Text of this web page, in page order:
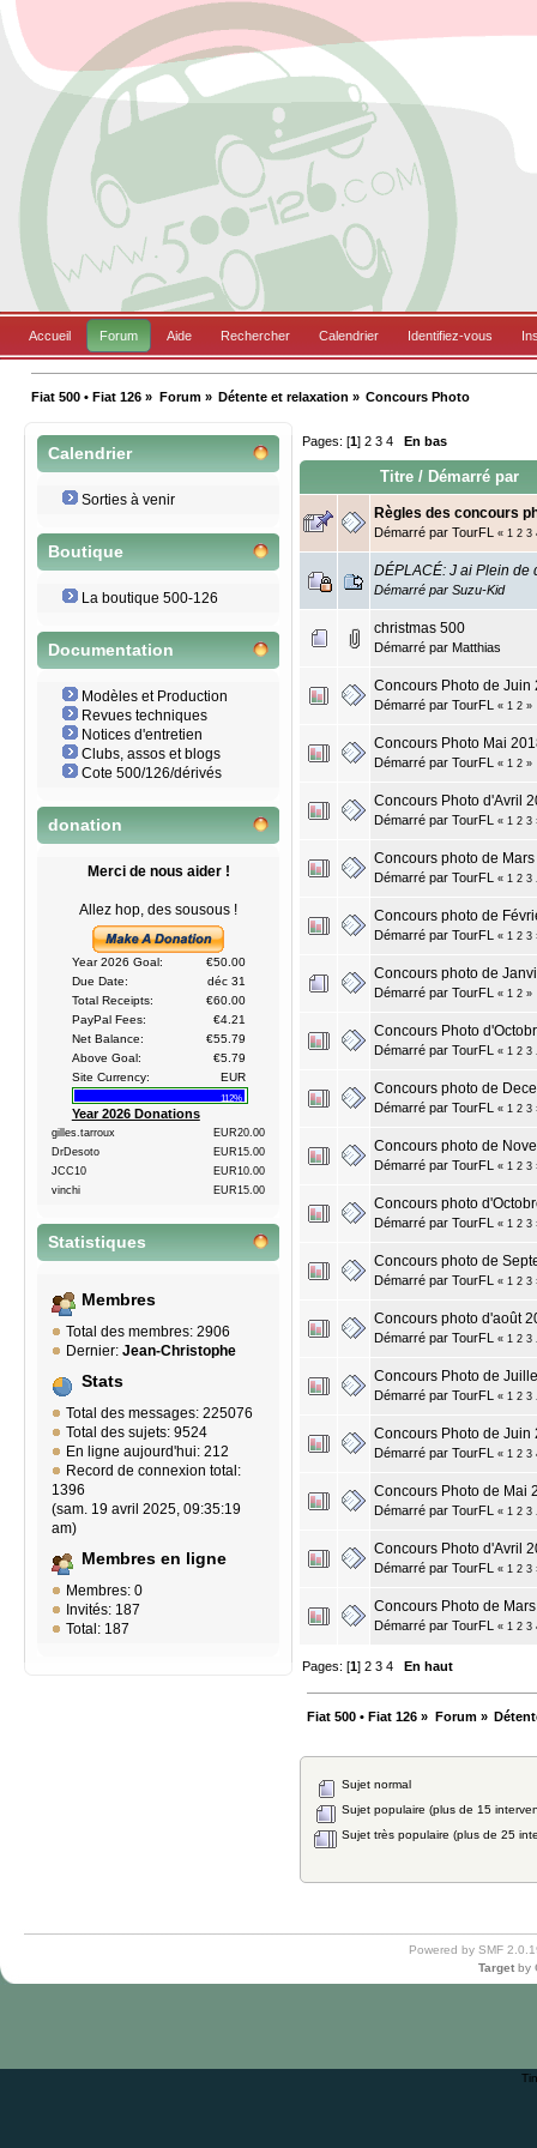
Accueil Forum Aide Rechercher Calendrier Identifiez-vous
Fiat 500 • Fiat 126 » Forum» Détente et relaxation » Concours Photo
Calendrier
Sorties à venir
Boutique
La boutique 500-126
Documentation
Modèles et Production
Revues techniques
Notices d'entretien
Clubs, assos et blogs
Cote 500/126/dérivés
donation
Merci de nous aider !
Allez hop, des sousous !
Year 2026 Goal:
€50.00
Due Date:
déc 31
Total Receipts:
€60.00
PayPal Fees:
€4.21
Net Balance:
€55.79
Above Goal:
€5.79
Site Currency:
EUR
112%
Year 2026 Donations
gilles.tarroux
EUR20.00
DrDesoto
EUR15.00
JCC10
EUR10.00
vinchi
EUR15.00
Statistiques
Membres
Total des membres: 2906
Dernier: Jean-Christophe
Stats
Total des messages: 225076
Total des sujets: 9524
En ligne aujourd'hui: 212
Record de connexion total:
1396
(sam. 19 avril 2025, 09:35:19
am)
Membres en ligne
Membres: 0
Invités: 187
Total: 187
Pages: [1]2 3 4 En bas
Titre / Démarré par
Règles des concours
Démarré par TourFL « 1 2 3
DÉPLACÉ: J ai Plein de
Démarré par Suzu-Kid
christmas 500
Démarré par Matthias
Concours Photo de Juin
Démarré par TourFL « 1 2 »
Concours Photo Mai
Démarré par TourFL « 1 2 »
Concours Photo d'Avril
Démarré par TourFL « 1 2 3
Concours photo de
Démarré par TourFL « 1 2 3
Concours photo de
Démarré par TourFL « 1 2 3
Concours photo de
Démarré par TourFL « 1 2 »
Concours Photo
Démarré par TourFL « 1 2 3
Concours photo de
Démarré par TourFL « 1 2 3
Concours photo de
Démarré par TourFL « 1 2 3
Concours photo
Démarré par TourFL « 1 2 3
Concours photo de
Démarré par TourFL « 1 2 3
Concours photo d'août
Démarré par TourFL « 1 2 3
Concours Photo de
Démarré par TourFL « 1 2 3
Concours Photo de Juin
Démarré par TourFL « 1 2 3
Concours Photo de Mai
Démarré par TourFL « 1 2 3
Concours Photo d'Avril
Démarré par TourFL « 1 2 3
Concours Photo de
Démarré par TourFL « 1 2 3
Pages: [1]2 3 4 En haut
Fiat 500 • Fiat 126 » Forum»
Sujet normal
Sujet populaire (plus de 15
Sujet très populaire (plus de 25
Powered by SMF
Target by